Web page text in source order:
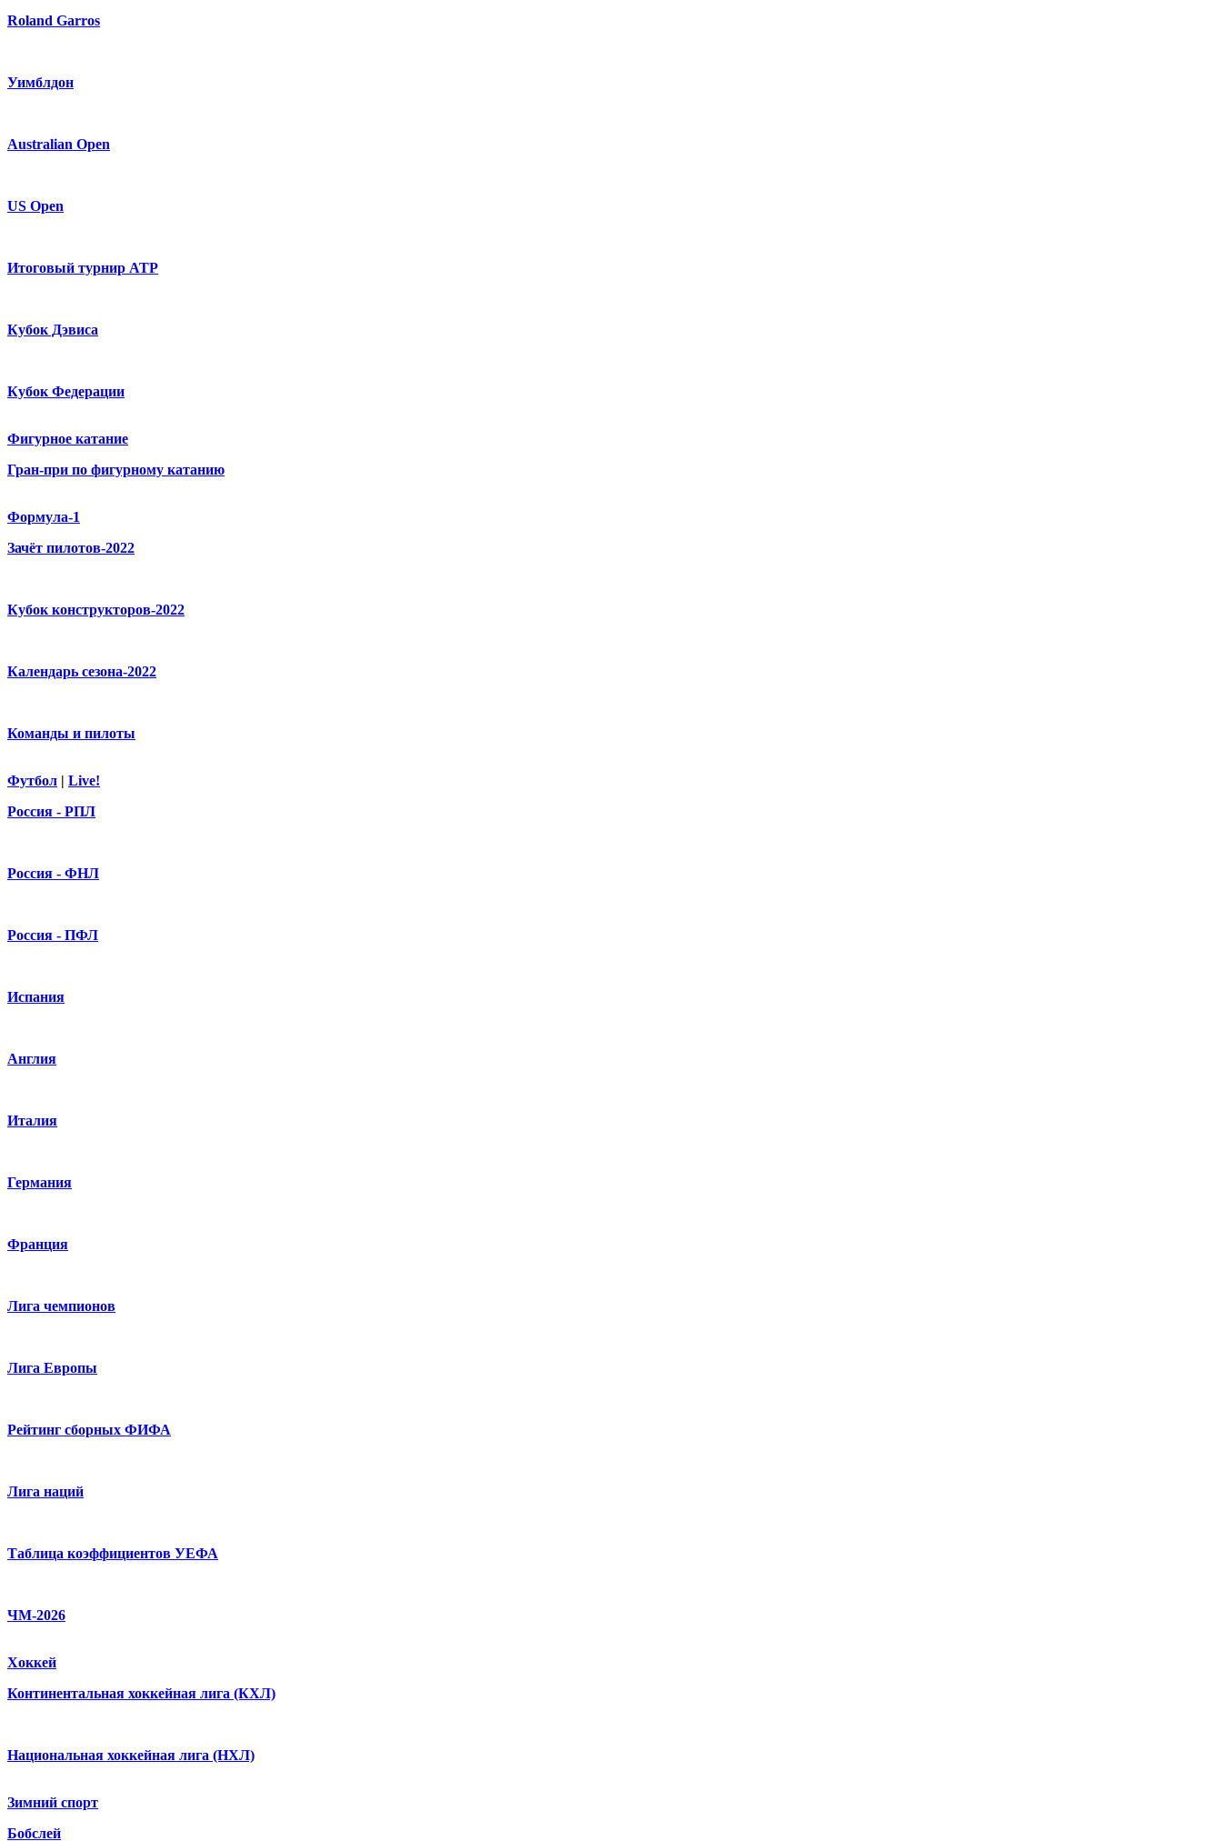
Roland Garros
Уимблдон
Australian Open
US Open
Итоговый турнир ATP
Кубок Дэвиса
Кубок Федерации
Фигурное катание
Гран-при по фигурному катанию
Формула-1
Зачёт пилотов-2022
Кубок конструкторов-2022
Календарь сезона-2022
Команды и пилоты
Футбол | Live!
Россия - РПЛ
Россия - ФНЛ
Россия - ПФЛ
Испания
Англия
Италия
Германия
Франция
Лига чемпионов
Лига Европы
Рейтинг сборных ФИФА
Лига наций
Таблица коэффициентов УЕФА
ЧМ-2026
Хоккей
Континентальная хоккейная лига (КХЛ)
Национальная хоккейная лига (НХЛ)
Зимний спорт
Бобслей